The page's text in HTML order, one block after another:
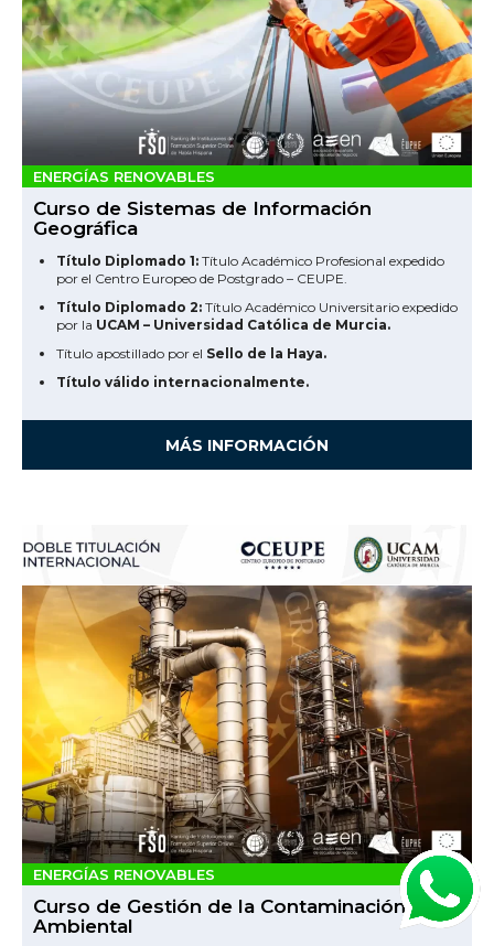
ENERGÍAS RENOVABLES
Curso de Sistemas de Información
Geográfica
Título Diplomado 1: Título Académico Profesional expedido
por el Centro Europeo de Postgrado – CEUPE.
Título Diplomado 2: Título Académico Universitario expedido
por la UCAM – Universidad Católica de Murcia.
Título apostillado por el Sello de la Haya.
Título válido internacionalmente.
MÁS INFORMACIÓN
ENERGÍAS RENOVABLES
Curso de Gestión de la Contaminación
Ambiental